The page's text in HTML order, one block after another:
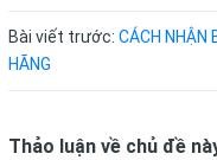
Bài viết trước: CÁCH NHẬN
HÃNG
Thảo luận về chủ đề